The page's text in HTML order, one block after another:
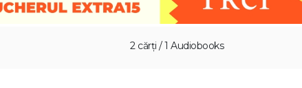
2 cărți / 1 Audiobooks